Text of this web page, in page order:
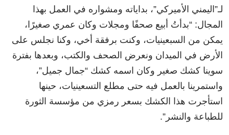
لـ”اليمني الأميركي”، بداياته ومشواره في العمل بهذا
المجال: “بدأتُ أبيع صحفًا ومجلات وكان عمري صغيرًا،
يمكن من السبعينيات، وكنت برفقة أخي، وكنا نجلس على
الأرض في الميدان ونعرض الصحف والكتب، وبعدها بفترة
سوينا كشك صغير وكان اسمه كشك “جمال جميل”،
واستمرينا بالعمل فيه حتى مطلع التسعينيات، حينها
استأجرت هذا الكشك بسعر رمزي من مؤسسة الثورة
للطباعة والنشر”.